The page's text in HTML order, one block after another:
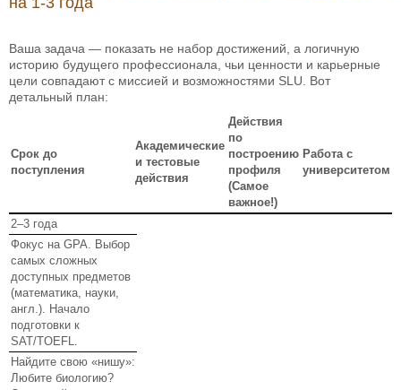
Ваша задача — показать не набор достижений, а логичную
историю будущего профессионала, чьи ценности и карьерные
цели совпадают с миссией и возможностями SLU. Вот
детальный план:
Срок до
поступления
Академические
и тестовые
действия
Действия
по
построению
профиля
(Самое
важное!)
Работа с
университетом
2–3 года
Фокус на GPA. Выбор
самых сложных
доступных предметов
(математика, науки,
англ.). Начало
подготовки к
SAT/TOEFL.
Найдите свою «нишу»:
Любите биологию?